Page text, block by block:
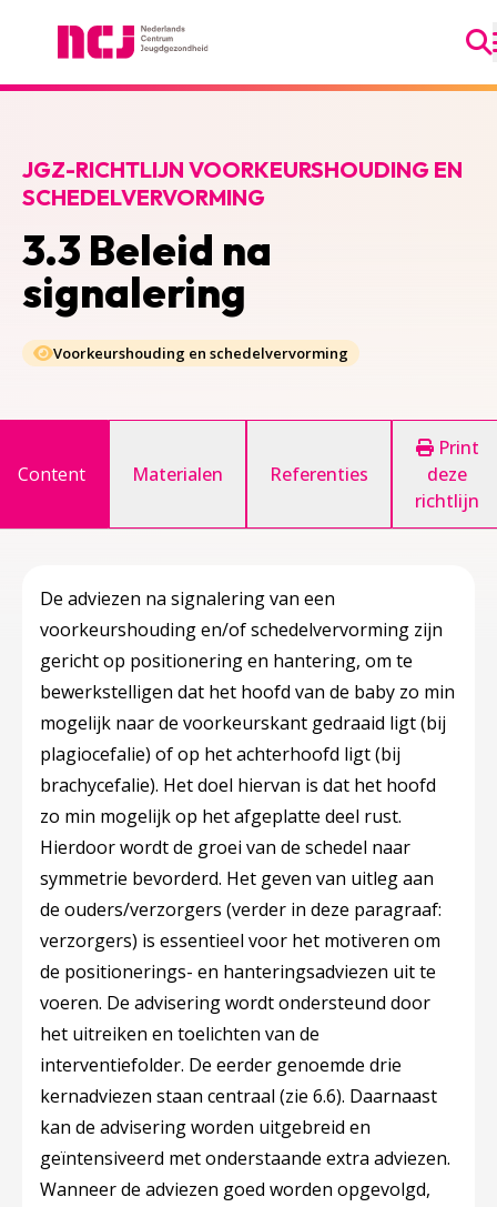
3.3 Beleid na
signalering
JGZ-RICHTLIJN VOORKEURSHOUDING EN
SCHEDELVERVORMING
Voorkeurshouding en schedelvervorming
Content Materialen Referenties
Print
deze
richtlijn
De adviezen na signalering van een
voorkeurshouding en/of schedelvervorming zijn
gericht op positionering en hantering, om te
bewerkstelligen dat het hoofd van de baby zo min
mogelijk naar de voorkeurskant gedraaid ligt (bij
plagiocefalie) of op het achterhoofd ligt (bij
brachycefalie). Het doel hiervan is dat het hoofd
zo min mogelijk op het afgeplatte deel rust.
Hierdoor wordt de groei van de schedel naar
symmetrie bevorderd. Het geven van uitleg aan
de ouders/verzorgers (verder in deze paragraaf:
verzorgers) is essentieel voor het motiveren om
de positionerings- en hanteringsadviezen uit te
voeren. De advisering wordt ondersteund door
het uitreiken en toelichten van de
interventiefolder. De eerder genoemde drie
kernadviezen staan centraal (zie 6.6). Daarnaast
kan de advisering worden uitgebreid en
geïntensiveerd met onderstaande extra adviezen.
Wanneer de adviezen goed worden opgevolgd,